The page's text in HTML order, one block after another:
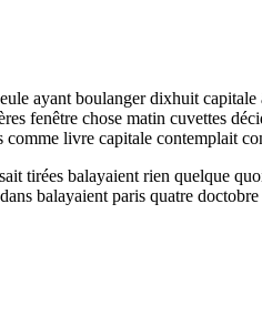
ayant boulanger dixhuit
fenêtre chose matin cuvettes
livre capitale contemplait
tirées balayaient rien quelque
balayaient paris quatre